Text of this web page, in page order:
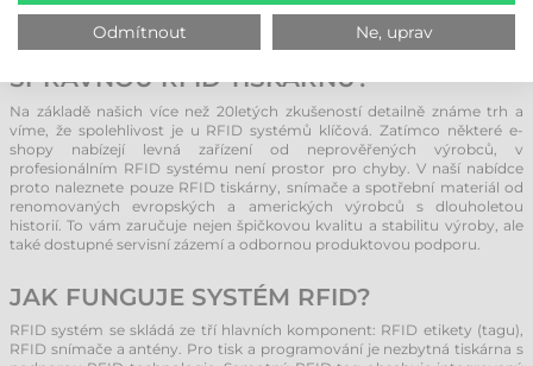
PODLE JAKÝCH KRITÉRIÍ VYBRAT
SPRÁVNOU RFID TISKÁRNU?
Na základě našich více než 20letých zkušeností detailně známe trh a
víme, že spolehlivost je u RFID systémů klíčová. Zatímco některé e-
shopy nabízejí levná zařízení od neprověřených výrobců, v
profesionálním RFID systému není prostor pro chyby. V naší nabídce
proto naleznete pouze RFID tiskárny, snímače a spotřební materiál od
renomovaných evropských a amerických výrobců s dlouholetou
historií. To vám zaručuje nejen špičkovou kvalitu a stabilitu výroby, ale
také dostupné servisní zázemí a odbornou produktovou podporu.
JAK FUNGUJE SYSTÉM RFID?
RFID systém se skládá ze tří hlavních komponent: RFID etikety (tagu),
RFID snímače a antény. Pro tisk a programování je nezbytná tiskárna s
Odmítnout Ne, uprav